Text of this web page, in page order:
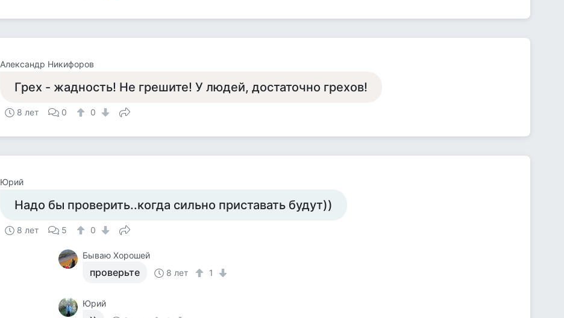
Александр Никифоров
Грех - жадность! Не грешите! У людей, достаточно грехов!
8 лет 0 0
Юрий
Надо бы проверить..когда сильно приставать будут))
8 лет 5 0
Бываю Хорошей
проверьте 8 лет 1
Юрий